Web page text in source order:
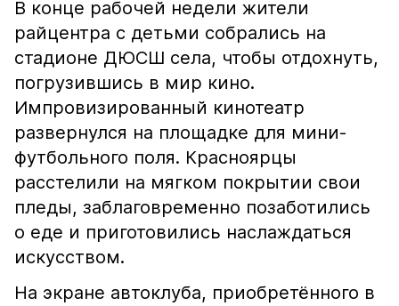
В конце рабочей недели жители
райцентра с детьми собрались на
стадионе ДЮСШ села, чтобы отдохнуть,
погрузившись в мир кино.
Импровизированный кинотеатр
развернулся на площадке для мини-
футбольного поля. Красноярцы
расстелили на мягком покрытии свои
пледы, заблаговременно позаботились
о еде и приготовились наслаждаться
искусством.
На экране автоклуба, приобретённого в